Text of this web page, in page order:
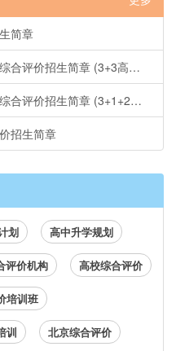
简章
2025年深圳北理莫斯科大学本科综合评价招生简章 (3+3高考省份)
2025年深圳北理莫斯科大学本科综合评价招生简章 (3+1+2省份)
招生简章
划 高中升学规划
评价机构 高校综合评价
培训班
训 北京综合评价